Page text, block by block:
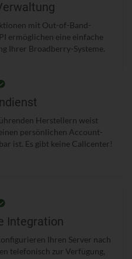
mit Out-of-Band-
ermöglichen eine einfache
Ihrer Broadberry-Systeme.
Herstellern weist
persönlichen Account-
ist. Es gibt keine Callcenter!
Integration
Ihren Server nach
telefonisch zur Verfügung,